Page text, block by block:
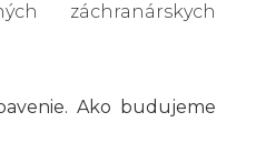
záchranárskych
Ako budujeme